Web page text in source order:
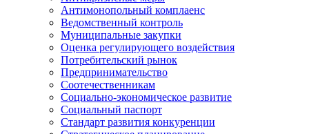
Антимонопольный комплаенс
Ведомственный контроль
Муниципальные закупки
Оценка регулирующего воздействия
Потребительский рынок
Предпринимательство
Соотечественникам
Социально-экономическое развитие
Социальный паспорт
Стандарт развития конкуренции